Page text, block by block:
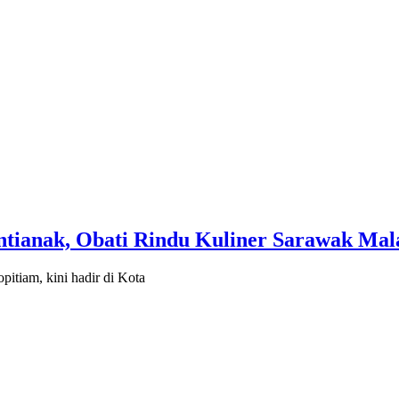
Obati Rindu Kuliner Sarawak
kini hadir di Kota